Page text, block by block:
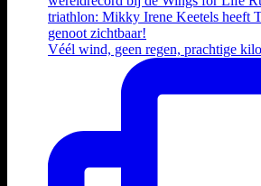
Véél wind, geen regen, prachtige